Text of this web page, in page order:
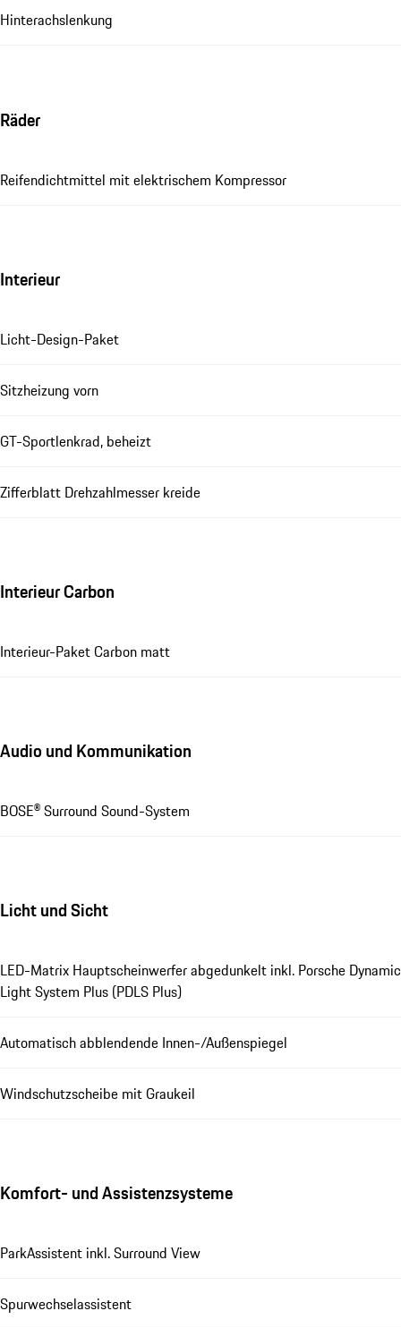
Hinterachslenkung
Räder
Reifendichtmittel mit elektrischem Kompressor
Interieur
Licht-Design-Paket
Sitzheizung vorn
GT-Sportlenkrad, beheizt
Zifferblatt Drehzahlmesser kreide
Interieur Carbon
Interieur-Paket Carbon matt
Audio und Kommunikation
BOSE® Surround Sound-System
Licht und Sicht
LED-Matrix Hauptscheinwerfer abgedunkelt inkl. Porsche Dynamic
Light System Plus (PDLS Plus)
Automatisch abblendende Innen-/Außenspiegel
Windschutzscheibe mit Graukeil
Komfort- und Assistenzsysteme
ParkAssistent inkl. Surround View
Spurwechselassistent